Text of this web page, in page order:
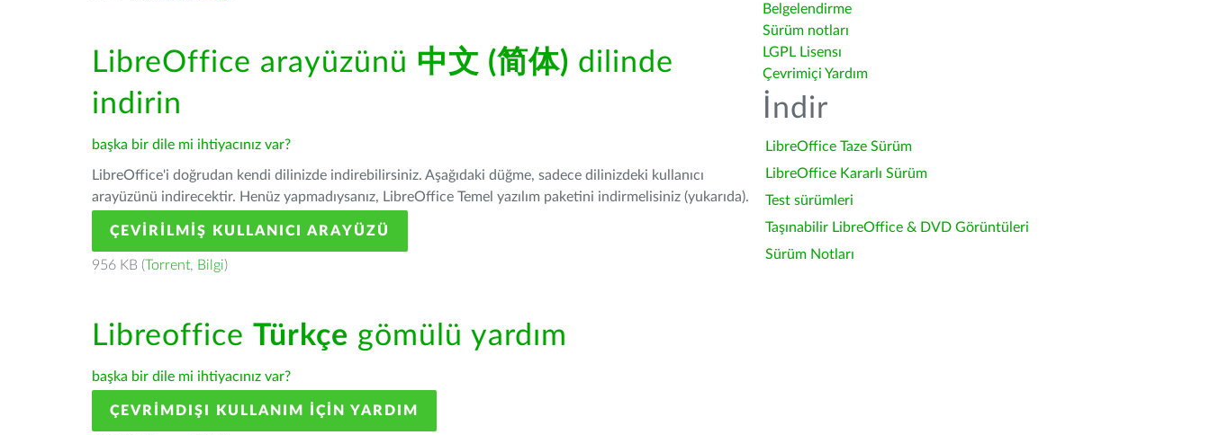
LibreOffice arayüzünü 中文 (简体) dilinde
indirin
başka bir dile mi ihtiyacınız var?
LibreOffice'i doğrudan kendi dilinizde indirebilirsiniz. Aşağıdaki düğme, sadece dilinizdeki kullanıcı
arayüzünü indirecektir. Henüz yapmadıysanız, LibreOffice Temel yazılım paketini indirmelisiniz (yukarıda).
ÇEVIRILMIŞ KULLANICI ARAYÜZÜ
956 KB (Torrent, Bilgi)
Libreoffice Türkçe gömülü yardım
başka bir dile mi ihtiyacınız var?
ÇEVRIMDIŞI KULLANIM IÇIN YARDIM
Belgelendirme
Sürüm notları
LGPL Lisensı
Çevrimiçi Yardım
İndir
LibreOffice Taze Sürüm
LibreOffice Kararlı Sürüm
Test sürümleri
Taşınabilir LibreOffice & DVD Görüntüleri
Sürüm Notları